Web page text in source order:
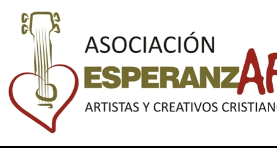
contenido